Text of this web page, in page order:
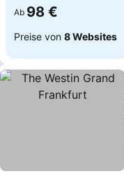
Ab 98 €
Preise von 8 Websites